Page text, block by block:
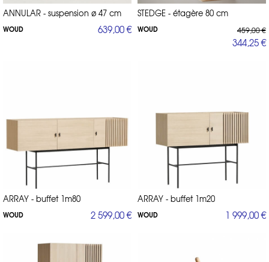
ANNULAR - suspension ø 47 cm
WOUD 639,00 €
STEDGE - étagère 80 cm
WOUD 459,00 €
344,25 €
ARRAY - buffet 1m80
WOUD 2 599,00 €
ARRAY - buffet 1m20
WOUD 1 999,00 €